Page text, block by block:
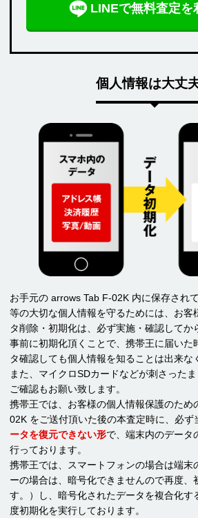
LINEで無料査定を
個人情報は大丈
お手元の arrows Tab F-02K 内に保存され
等の大切な個人情報を守るためには、お客
タ削除・初期化は、必ず実施・確認してか
事前に初期化頂くことで、携帯王に届いた
タ確認しても個人情報を知ることは出来な
また、マイクロSDカードなどが刺さった
ご確認もお願い致します。
携帯王では、お客様の個人情報保護のため
02K をご送付頂いた後の本査定時に、必ず
ータを復元できない形で、端末内のデータ
行っております。
携帯王では、スマートフォンの場合は端末
ーの場合は、暗号化できませんので再度、
す。）し、暗号化されたデータを複合化す
度初期化を実行しております。